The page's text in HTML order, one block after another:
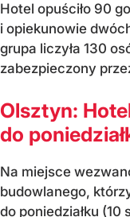
Hotel opuściło 90
i opiekunowie
grupa liczyła 130
zabezpieczony
Olsztyn:
do
Na miejsce
budowlanego,
do poniedziałku